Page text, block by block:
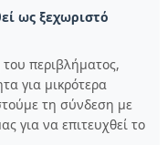
ως ξεχωριστό
του περιβλήματος,
για μικρότερα
τη σύνδεση με
για να επιτευχθεί το